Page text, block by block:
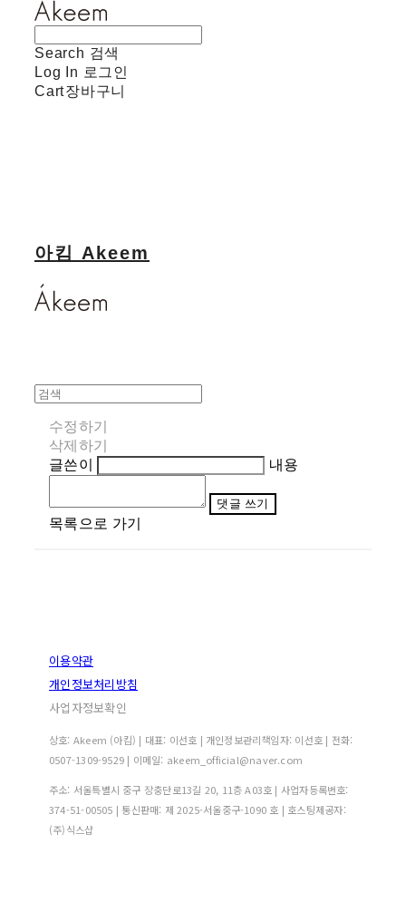
Search 검색
Log In 로그인
Cart장바구니
아킴 Akeem
수정하기
삭제하기
글쓴이
내용
댓글 쓰기
목록으로 가기
이용약관
개인정보처리방침
사업자정보확인
상호: Akeem (아킴) | 대표: 이선호 | 개인정보관리책임자: 이선호 | 전화:
0507-1309-9529 | 이메일: akeem_official@naver.com
주소: 서울특별시 중구 장충단로13길 20, 11층 A03호 | 사업자등록번호:
374-51-00505 | 통신판매: 제 2025-서울중구-1090 호 | 호스팅제공자:
(주)식스샵